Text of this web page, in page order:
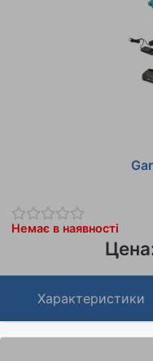
Немає в наявності
Характеристики